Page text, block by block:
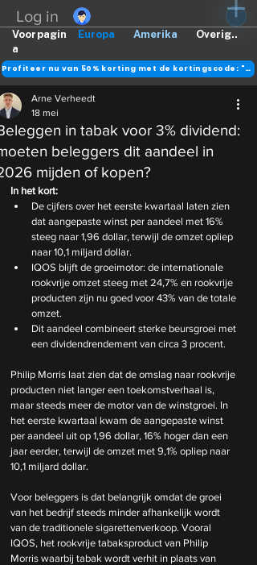
Log in
Europa Amerika Overig..
Voorpagin
a
Profiteer nu van 50% korting met de kortingscode: "DANK"
in tabak voor 3% dividend:
beleggers dit aandeel in
mijden of kopen?
Arne Verheedt
18 mei
In het kort:
De cijfers over het eerste kwartaal laten zien
dat aangepaste winst per aandeel met 16%
steeg naar 1,96 dollar, terwijl de omzet opliep
naar 10,1 miljard dollar.
IQOS blijft de groeimotor: de internationale
rookvrije omzet steeg met 24,7% en rookvrije
producten zijn nu goed voor 43% van de totale
omzet.
Dit aandeel combineert sterke beursgroei met
een dividendrendement van circa 3 procent.
Philip Morris laat zien dat de omslag naar rookvrije
producten niet langer een toekomstverhaal is,
maar steeds meer de motor van de winstgroei. In
het eerste kwartaal kwam de aangepaste winst
per aandeel uit op 1,96 dollar, 16% hoger dan een
jaar eerder, terwijl de omzet met 9,1% opliep naar
10,1 miljard dollar.
Voor beleggers is dat belangrijk omdat de groei
van het bedrijf steeds minder afhankelijk wordt
van de traditionele sigarettenverkoop. Vooral
IQOS, het rookvrije tabaksproduct van Philip
Morris waarbij tabak wordt verhit in plaats van